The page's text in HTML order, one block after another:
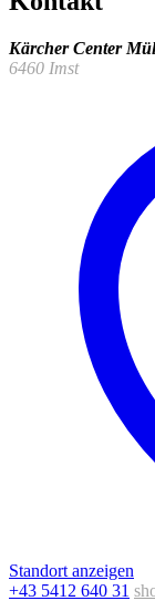
Kärcher Center
6460 Imst
Standort anzeigen
+43 5412 640 31